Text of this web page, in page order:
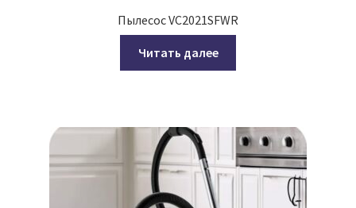
Пылесос VC2021SFWR
Читать далее